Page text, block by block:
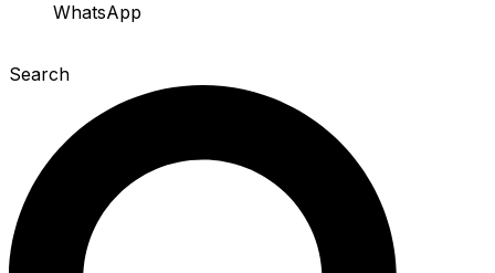
WhatsApp
Search